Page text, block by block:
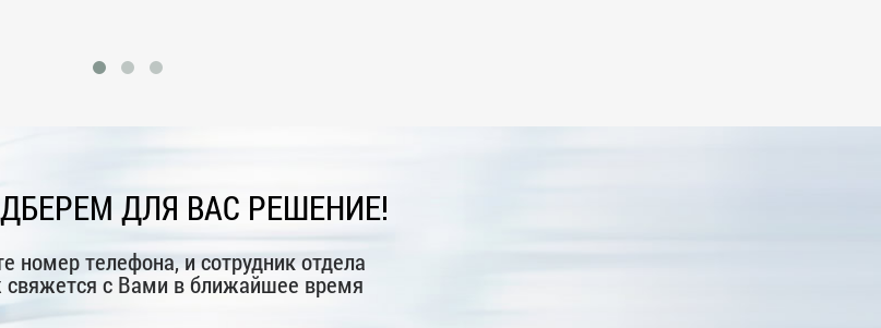
ДЛЯ ВАС РЕШЕНИЕ!
номер телефона, и сотрудник отдела
свяжется с Вами в ближайшее время